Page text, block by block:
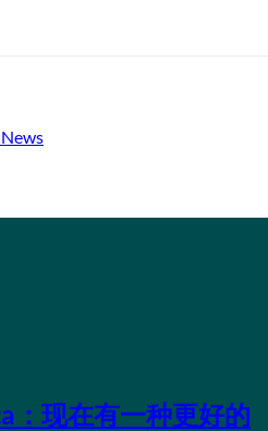
：现在有一种更好的